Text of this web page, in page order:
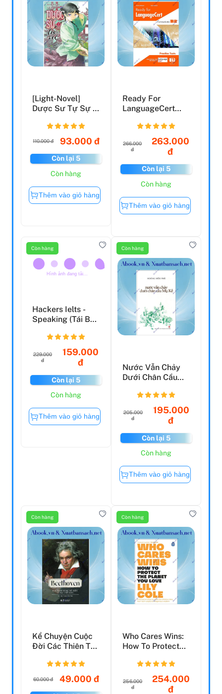
Dược Sư Tự Sự -
Tập 1
110.000 đ 93.000 đ
Còn lại 5
Còn hàng
LanguageCert
Practice Tests:
Student's E...
266.000
263.000
đ
Còn lại 5
Còn hàng
Còn hàng
Speaking (Tái Bản
2022)
229.000
159.000
đ
Còn lại 5
Còn hàng
Còn hàng
Dưới Chân Cầu
Mụ Kề
205.000
195.000
đ
Còn lại 5
Còn hàng
Còn hàng
Đời Các Thiên Tài:
Beethoven - Nhà
Còn hàng
How To Protect
The Planet You
Love